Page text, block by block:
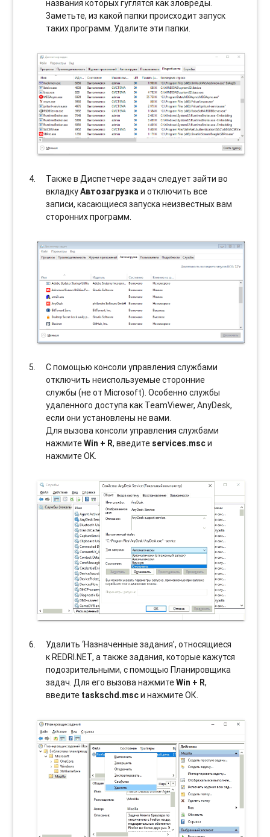
названия которых гуглятся как зловреды.
Заметьте, из какой папки происходит запуск
таких программ. Удалите эти папки.
Также в Диспетчере задач следует зайти во
вкладкуАвтозагрузкаи отключить все
записи, касающиеся запуска неизвестных вам
сторонних программ.
С помощью консоли управления службами
отключить неиспользуемые сторонние
службы (не от Microsoft). Особенно службы
удаленного доступа как TeamViewer, AnyDesk,
если они установлены не вами.
Для вызова консоли управления службами
нажмитеWin + R, введите services.mscи
нажмите OK.
Удалить ‘Назначенные задания’, относящиеся
к REDRI.NET, а также задания, которые кажутся
подозрительными, с помощью Планировщика
задач. Для его вызова нажмитеWin + R,
введите taskschd.mscи нажмите ОК.